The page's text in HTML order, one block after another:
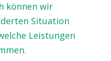
können wir
Situation
Leistungen